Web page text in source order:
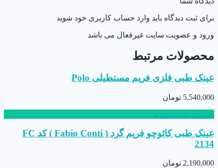
برای ثبت دیدگاه باید وارد حساب کاربری خود شوید
ورود و عضویت سایت غیرفعال می باشد
محصولات مرتبط
عینک طبی فلزی فریم مستطیلی Polo
5,540,000 تومان
افزودن به سبدخرید
عینک طبی کائوچو فریم گرد ( Fabio Conti ) کد FC
2134
2,190,000 تومان